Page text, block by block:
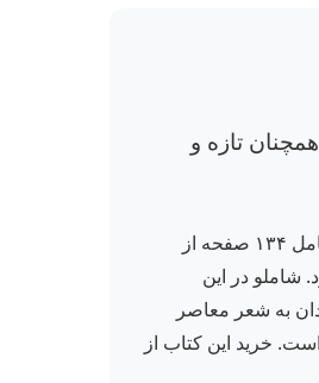
تازه و
کتاب «قطعنامه» مجموعه‌ای از اشعار احمد شاملو، شاعر برجسته و پیشگام شعر سپاهان فارسی است. این اثر که توسط نشر مروارید منتشر شده، شامل ۱۳۴ صفحه از
شاملو در این
به شعر معاصر
قطع رقعی، در یازدهمین نوبت چاپ خود در سال ۱۴۰۱ تجدید چاپ شده است. خرید این کتاب از